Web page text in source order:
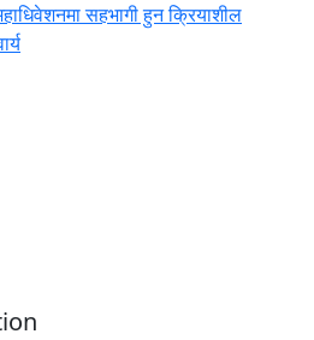
सहभागी हुन क्रियाशील